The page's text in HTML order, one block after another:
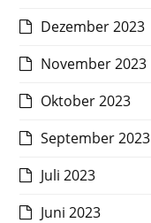
Dezember 2023
November 2023
Oktober 2023
September 2023
Juli 2023
Juni 2023